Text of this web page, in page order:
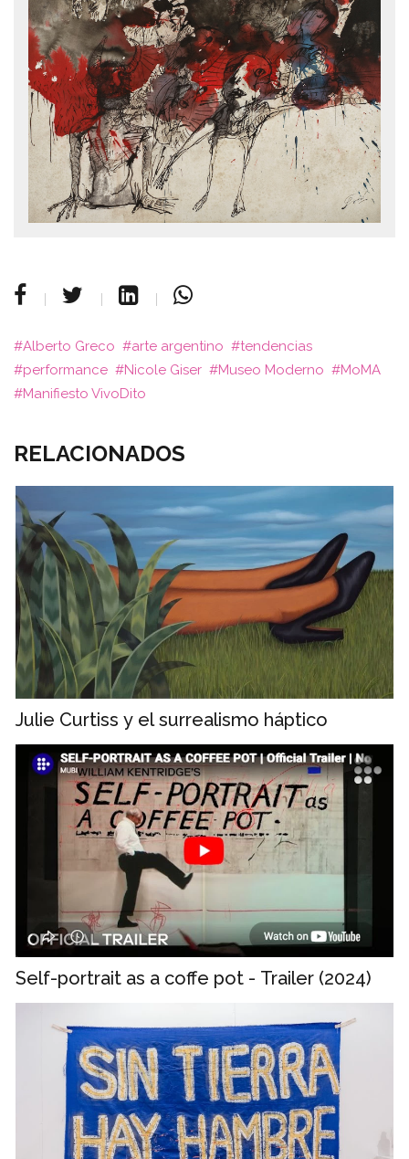
Alberto Greco arte argentino
tendencias
performance
Nicole Giser Museo Moderno
MoMA
Manifiesto VivoDito
RELACIONADOS
Julie Curtiss y el surrealismo háptico
Self-portrait as a coffe pot - Trailer (2024)